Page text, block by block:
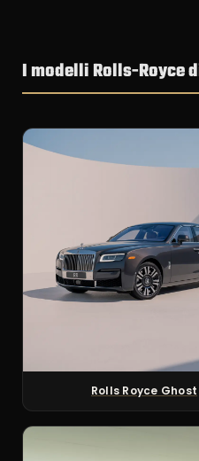
I modelli Rolls-Royce
Rolls Royce Ghost